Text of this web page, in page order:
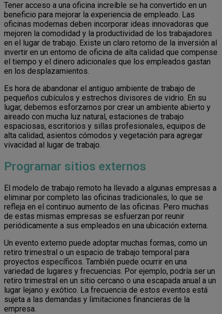
Tener acceso a una oficina increíble se ha convertido en un
beneficio para mejorar la experiencia de empleado. Las
oficinas modernas deben incorporar ideas innovadoras que
mejoren la comodidad y la productividad de los trabajadores
en el lugar de trabajo. Existe un claro retorno de la inversión al
invertir en un entorno de oficina de alta calidad que compense
el tiempo y el dinero adicionales que los empleados gastan
en los desplazamientos.
Es hora de abandonar el antiguo ambiente de trabajo de
pequeños cubículos y estrechos divisores de vidrio. En su
lugar, debemos esforzarnos por crear un ambiente abierto y
aireado con mucha luz natural, estaciones de trabajo
espaciosas, escritorios y sillas profesionales, equipos de
alta calidad, asientos cómodos y vegetación para agregar
vivacidad al lugar de trabajo.
Programar sitios externos
El modelo de trabajo remoto ha llevado a algunas empresas a
eliminar por completo las oficinas tradicionales, lo que se
refleja en el continuo aumento de las oficinas. Pero muchas
de estas mismas empresas se esfuerzan por reunir
periódicamente a sus empleados en una ubicación externa.
Un evento externo puede adoptar muchas formas, como un
retiro trimestral o un espacio de trabajo temporal para
proyectos específicos. También puede ocurrir en una
variedad de lugares y frecuencias. Por ejemplo, podría ser un
retiro trimestral en un sitio cercano o una escapada anual a un
lugar lejano y exótico. La frecuencia de estos eventos está
sujeta a las demandas y limitaciones financieras de la
empresa.